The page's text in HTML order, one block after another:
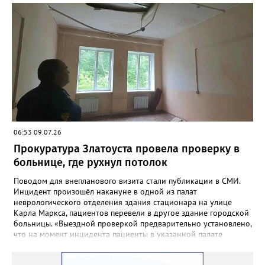
лет, в одном месте. Троих отбившихся от своих подростков
удалось найти и переправить уже глубокой ночью. Работа на
воде продолжалась более шестнадцати часов. К полудню
следующего дня все туристы были благополучно доставлены
на автовокзал Кусы. Медицинская помощь никому из них не
потребовалась.
06:53 09.07.26
Прокуратура Златоуста провела проверку в
больнице, где рухнул потолок
Поводом для внепланового визита стали публикации в СМИ.
Инцидент произошёл накануне в одной из палат
неврологического отделения здания стационара на улице
Карла Маркса, пациентов перевели в другое здание городской
больницы. «Выездной проверкой предварительно установлено,
что на момент инцидента пациенты в указанной палате
работ. Причиной отслоения отделочного слоя потолка в палате